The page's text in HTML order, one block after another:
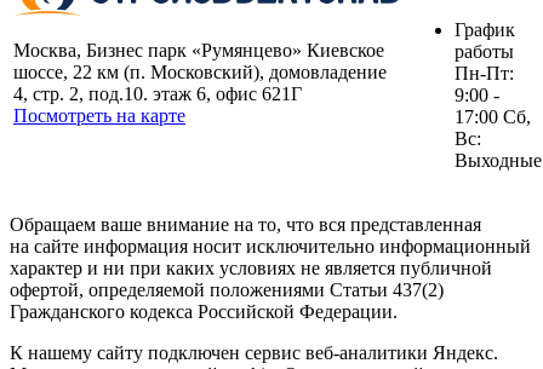
Москва, Бизнес парк «Румянцево» Киевское
шоссе, 22 км (п. Московский), домовладение
4, стр. 2, под.10. этаж 6, офис 621Г
Посмотреть на карте
График
работы
Пн-Пт:
9:00 -
17:00 Сб,
Вс:
Выходные
Обращаем ваше внимание на то, что вся представленная
на сайте информация носит исключительно информационный
характер и ни при каких условиях не является публичной
офертой, определяемой положениями Статьи 437(2)
Гражданского кодекса Российской Федерации.
К нашему сайту подключен сервис веб-аналитики Яндекс.